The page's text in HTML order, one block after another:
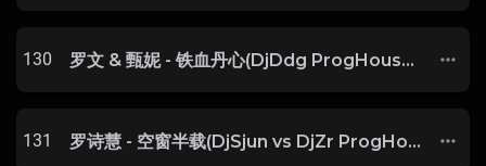
130 罗文 & 甄妮 - 铁血丹心(DjDdg ProgHouse Rmx 2024 粤语)
131 罗诗慧 - 空窗半载(DjSjun vs DjZr ProgHouse Rmx 2023 粤语)